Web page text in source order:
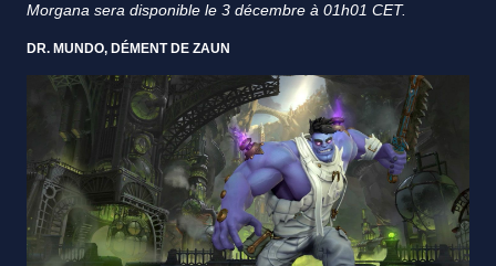
Morgana sera disponible le 3 décembre à 01h01 CET.
DR. MUNDO, DÉMENT DE ZAUN